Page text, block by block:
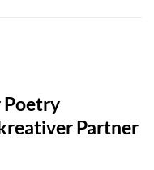
Poetry
Partner